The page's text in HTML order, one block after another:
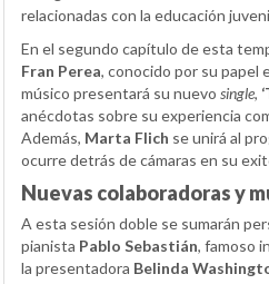
relacionadas con la educación
En el segundo capítulo de esta
Fran Perea, conocido por su papel
músico presentará su nuevo single,
anécdotas sobre su experiencia
Además, Marta Flich se unirá al
ocurre detrás de cámaras en su
Nuevas colaboradoras y
A esta sesión doble se sumarán
pianista Pablo Sebastián, famoso
la presentadora Belinda